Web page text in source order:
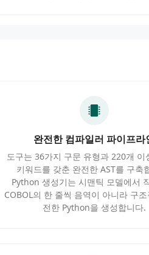
완전한 컴파일러 파이프라
도구는 36가지 구문 유형과 220개 이
키워드를 갖춘 완전한 AST를 구축
Python 생성기는 시맨틱 모델에서
COBOL의 한 줄씩 음역이 아니라 구
전한 Python을 생성합니다.